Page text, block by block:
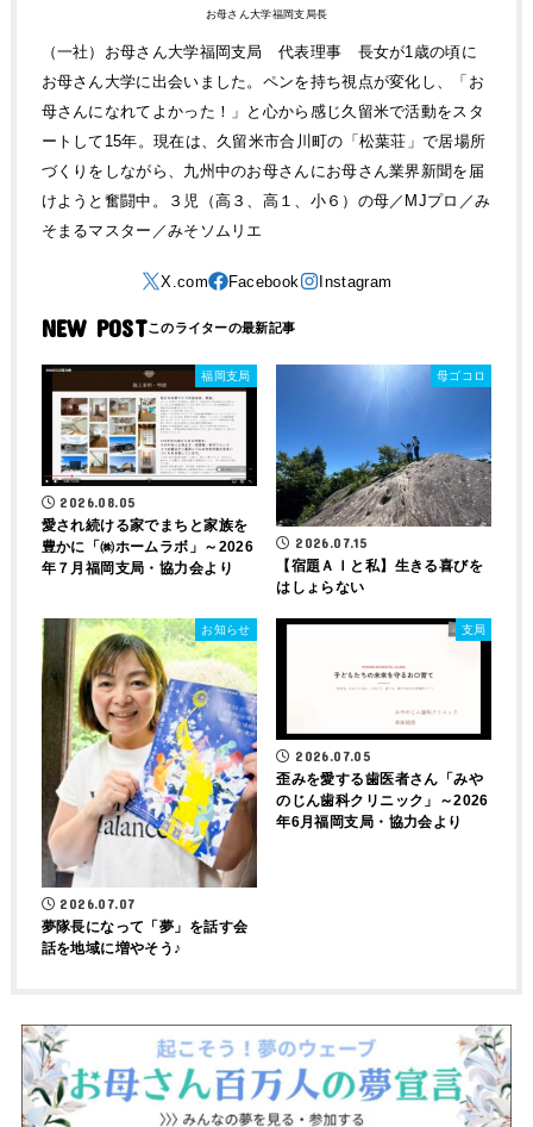
お母さん大学福岡支局長
（一社）お母さん大学福岡支局 代表理事 長女が1歳の頃に
お母さん大学に出会いました。ペンを持ち視点が変化し、「お
母さんになれてよかった！」と心から感じ久留米で活動をスタ
ートして15年。現在は、久留米市合川町の「松葉荘」で居場所
づくりをしながら、九州中のお母さんにお母さん業界新聞を届
けようと奮闘中。３児（高３、高１、小６）の母／MJプロ／み
そまるマスター／みそソムリエ
NEW POST
福岡支局
2026.08.05
愛され続ける家でまちと家族を
豊かに「㈱ホームラボ」～2026
年７月福岡支局・協力会より
母ゴコロ
2026.07.15
【宿題ＡＩと私】生きる喜びを
はしょらない
お知らせ
2026.07.07
夢隊長になって「夢」を話す会
話を地域に増やそう♪
支局
2026.07.05
歪みを愛する歯医者さん「みや
のじん歯科クリニック」～2026
年6月福岡支局・協力会より